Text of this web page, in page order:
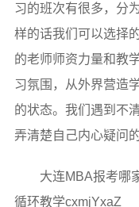
习的班次有很多，分
样的话我们可以选择
的老师师资力量和教
习氛围，从外界营造
的状态。我们遇到不
弄清楚自己内心疑问
大连MBA报考哪
循环教学cxmjYxaZ